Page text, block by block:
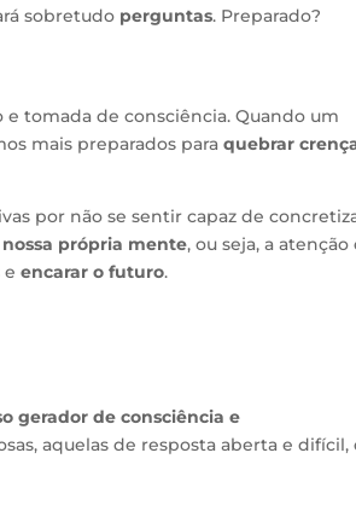
sobretudo perguntas. Preparado?
tomada de consciência. Quando um
mais preparados paraquebrar
por não se sentir capaz de
própria mente, ou seja, a atenção
eencarar o futuro.
gerador de consciência e
aquelas de resposta aberta e difícil,